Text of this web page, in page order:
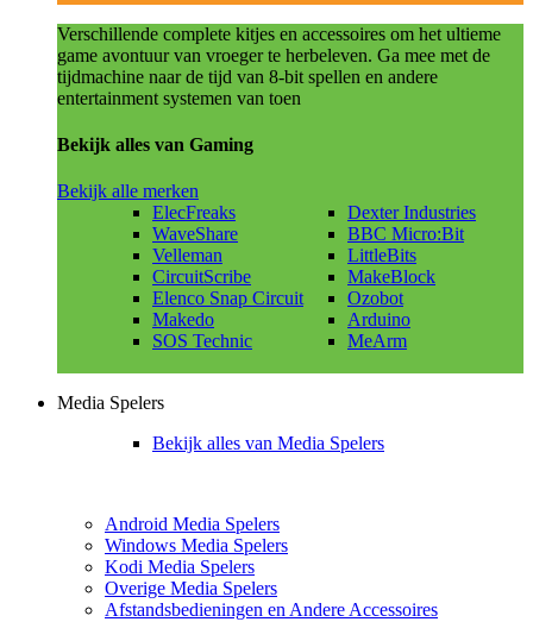
Verschillende complete kitjes en accessoires om het ultieme
game avontuur van vroeger te herbeleven. Ga mee met de
tijdmachine naar de tijd van 8-bit spellen en andere
entertainment systemen van toen
Bekijk alles van Gaming
Bekijk alle merken
ElecFreaks
WaveShare
Velleman
CircuitScribe
Elenco Snap Circuit
Makedo
SOS Technic
Dexter Industries
BBC Micro:Bit
LittleBits
MakeBlock
Ozobot
Arduino
MeArm
Media Spelers
Bekijk alles van Media Spelers
Android Media Spelers
Windows Media Spelers
Kodi Media Spelers
Overige Media Spelers
Afstandsbedieningen en Andere Accessoires